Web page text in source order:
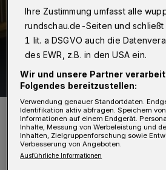
17 Bilder
Auto ausgebrannt
Ihre Zustimmung umfasst alle
rundschau.de-Seiten und schließt
1 lit. a DSGVO auch die
des EWR, z.B. in den USA ein.
Wir und unsere Partner
Folgendes bereitzustellen:
Verwendung genauer Standortdaten.
Identifikation aktiv abfragen. Speichern
Informationen auf einem Endgerät.
Inhalte, Messung von Werbeleistung und
Inhalten, Zielgruppenforschung sowie
Verbesserung von Angeboten.
Ausführliche Informationen